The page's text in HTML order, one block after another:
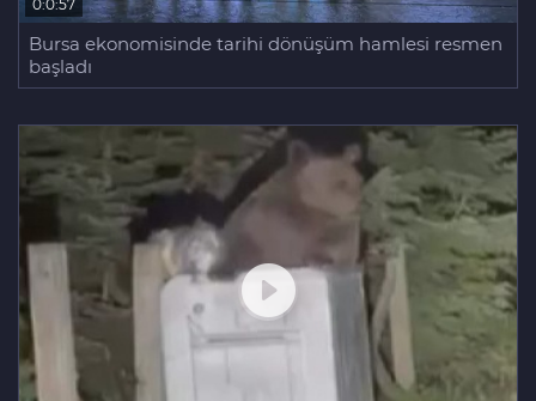
0:0:57
Bursa ekonomisinde tarihi dönüşüm hamlesi resmen
başladı